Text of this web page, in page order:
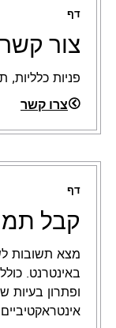
דף
צור קשר
פניות כלליות,
צרו קשר
דף
קבל
מצא תשובות
באינטרנט.